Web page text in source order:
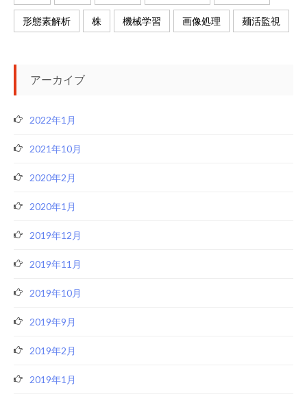
形態素解析 株 機械学習 画像処理 麺活監視
アーカイブ
2022年1月
2021年10月
2020年2月
2020年1月
2019年12月
2019年11月
2019年10月
2019年9月
2019年2月
2019年1月